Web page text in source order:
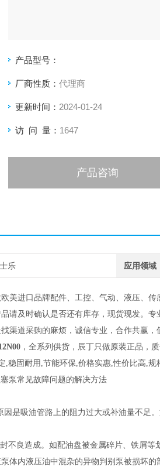
产品型号：
厂商性质： 代理商
更新时间： 2024-01-24
访 问 量： 1647
产品咨询
乐 应用领域
美进口品牌配件、 工控、 气动、 液压、 传
请及时确认是否还有库存 ， 现货现发。 专
渠道采购的麻烦，诚信专业，合作共赢，
，全系列供货，辰丁只做原装正品，
,稳固耐用,节能环保,价格实惠,性价比高,
泵常见故障问题的解决方法
是吸油管路上的阻力过大或补油量不足
不良造成。如配油盘被金属碎片、铁屑
体内液压油中混杂的异物判别泵被损坏的